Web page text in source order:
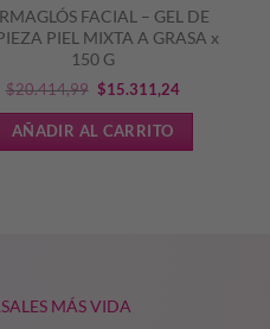
FACIAL – GEL DE
PIEL MIXTA A GRASA x
150 G
$20.414,99 El
precio
original
$15.311,24El
precio
actual
AÑADIR AL CARRITO
MÁS VIDA